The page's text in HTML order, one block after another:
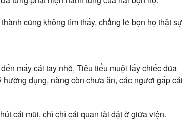
cũng không tìm thấy, chẳng lẽ bọn họ thật sự
mấy cái tay nhỏ, Tiêu tiểu muội lấy chiếc đũa
dụng, nàng còn chưa ăn, các ngươi gấp cái
cái mũi, chỉ chỉ cái quan tài đặt ở giữa viện.